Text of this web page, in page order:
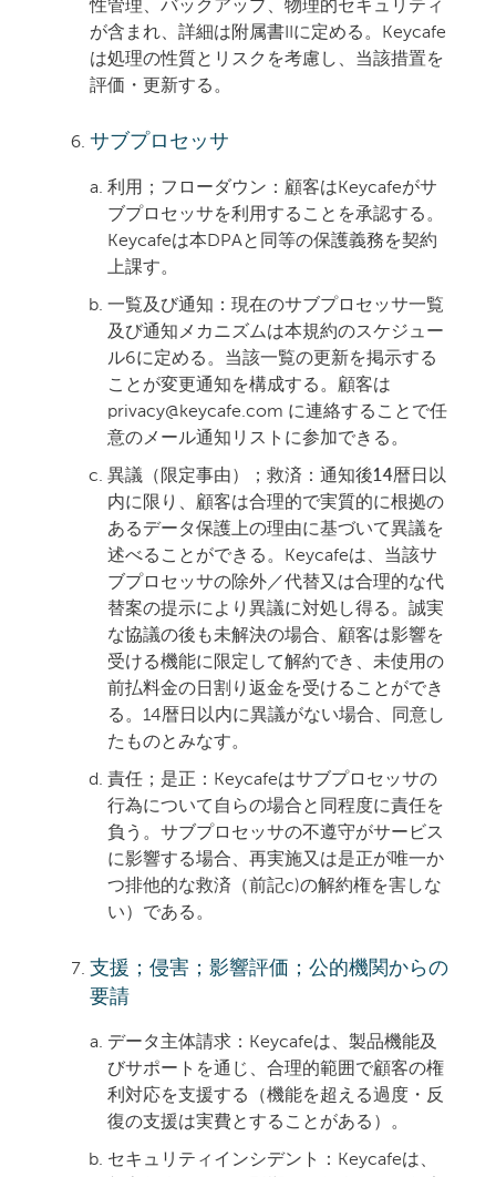
性管理、バックアップ、物理的セキュリティ
が含まれ、詳細は附属書IIに定める。Keycafe
は処理の性質とリスクを考慮し、当該措置を
評価・更新する。
サブプロセッサ
利用；フローダウン： 顧客はKeycafeがサ
ブプロセッサを利用することを承認する。
Keycafeは本DPAと同等の保護義務を契約
上課す。
一覧及び通知： 現在のサブプロセッサ一覧
及び通知メカニズムは本規約のスケジュー
ル6に定める。当該一覧の更新を掲示する
ことが変更通知を構成する。顧客は
privacy@keycafe.com に連絡することで任
意のメール通知リストに参加できる。
異議（限定事由）；救済： 通知後14暦日 以
内に限り、顧客は合理的で実質的に根拠の
あるデータ保護上の理由に基づいて異議を
述べることができる。Keycafeは、当該サ
ブプロセッサの除外／代替又は合理的な代
替案の提示により異議に対処し得る。誠実
な協議の後も未解決の場合、顧客は影響を
受ける機能に限定して解約でき、未使用の
前払料金の日割り返金を受けることができ
る。14暦日以内に異議がない場合、同意し
たものとみなす。
責任；是正： Keycafeはサブプロセッサの
行為について自らの場合と同程度に責任を
負う。サブプロセッサの不遵守がサービス
に影響する場合、 再実施又は是正が唯一か
つ排他的な救済 （前記c)の解約権を害しな
い）である。
支援；侵害；影響評価；公的機関からの
要請
データ主体請求： Keycafeは、製品機能及
びサポートを通じ、合理的範囲で顧客の権
利対応を支援する（機能を超える過度・反
復の支援は実費とすることがある）。
セキュリティインシデント： Keycafeは、